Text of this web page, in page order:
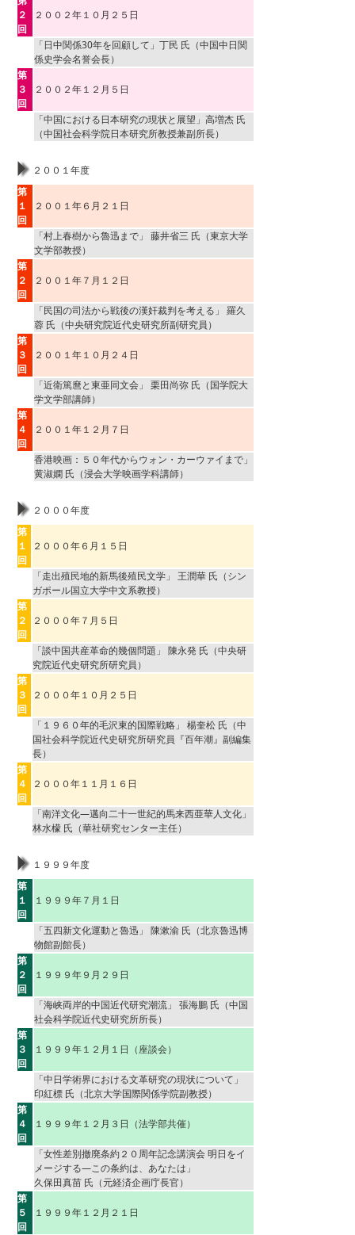
２
回
２００２年１０月２５日
「日中関係30年を回顧して」丁民 氏（中国中日関
係史学会名誉会長）
第
３
回
２００２年１２月５日
「中国における日本研究の現状と展望」高増杰 氏
（中国社会科学院日本研究所教授兼副所長）
２００１年度
第
１
回
２００１年６月２１日
「村上春樹から魯迅まで」 藤井省三 氏（東京大学
文学部教授）
第
２
回
２００１年７月１２日
「民国の司法から戦後の漢奸裁判を考える」 羅久
蓉 氏（中央研究院近代史研究所副研究員）
第
３
回
２００１年１０月２４日
「近衛篤麿と東亜同文会」 栗田尚弥 氏（国学院大
学文学部講師）
第
４
回
２００１年１２月７日
香港映画：５０年代からウォン・カーウァイまで」
黄淑嫻 氏（浸会大学映画学科講師）
２０００年度
第
１
回
２０００年６月１５日
「走出殖民地的新馬後殖民文学」 王潤華 氏（シン
ガポール国立大学中文系教授）
第
２
回
２０００年７月５日
「談中国共産革命的幾個問題」 陳永発 氏（中央研
究院近代史研究所研究員）
第
３
回
２０００年１０月２５日
「１９６０年的毛沢東的国際戦略」 楊奎松 氏（中
国社会科学院近代史研究所研究員『百年潮』副編集
長）
第
４
回
２０００年１１月１６日
「南洋文化―邁向二十一世紀的馬来西亜華人文化」
林水檬 氏（華社研究センター主任）
１９９９年度
第
１
回
１９９９年７月１日
「五四新文化運動と魯迅」 陳漱渝 氏（北京魯迅博
物館副館長）
第
２
回
１９９９年９月２９日
「海峡両岸的中国近代研究潮流」 張海鵬 氏（中国
社会科学院近代史研究所所長）
第
３
回
１９９９年１２月１日（座談会）
「中日学術界における文革研究の現状について」
印紅標 氏（北京大学国際関係学院副教授）
第
４
回
１９９９年１２月３日（法学部共催）
「女性差別撤廃条約２０周年記念講演会 明日をイ
メージする―この条約は、あなたは」
久保田真苗 氏（元経済企画庁長官）
第
５
回
１９９９年１２月２１日